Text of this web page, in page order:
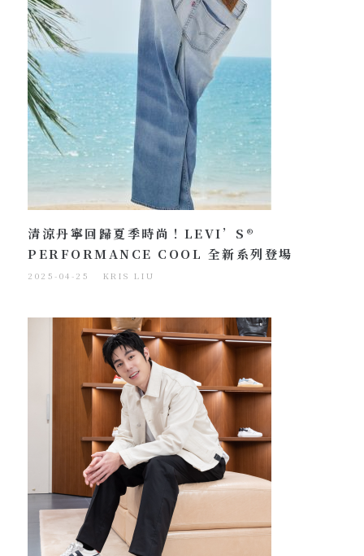
清涼丹寧回歸夏季時尚！LEVI’S®
PERFORMANCE COOL 全新系列登場
2025-04-25 KRIS LIU